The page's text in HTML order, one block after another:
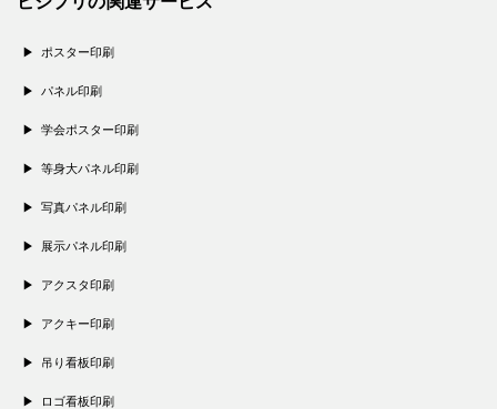
ポスター印刷
パネル印刷
学会ポスター印刷
等身大パネル印刷
写真パネル印刷
展示パネル印刷
アクスタ印刷
アクキー印刷
吊り看板印刷
ロゴ看板印刷